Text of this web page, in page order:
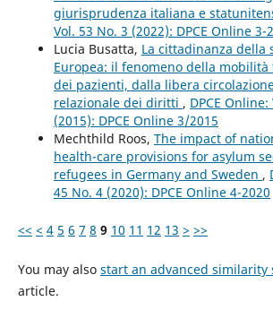
giurisprudenza italiana e
Vol. 53 No. 3 (2022): DPCE Online 3-
Lucia Busatta, La cittadinanza della
Europea: il fenomeno della
dei pazienti, dalla libera
relazionale dei diritti , DPCE
(2015): DPCE Online 3/2015
Mechthild Roos, The impact of
health-care provisions for asylum
refugees in Germany and Sweden ,
45 No. 4 (2020): DPCE Online 4-2020
<< < 4 5 6 7 8 9 10 11 12 13 > >>
You may also start an advanced similarity
article.